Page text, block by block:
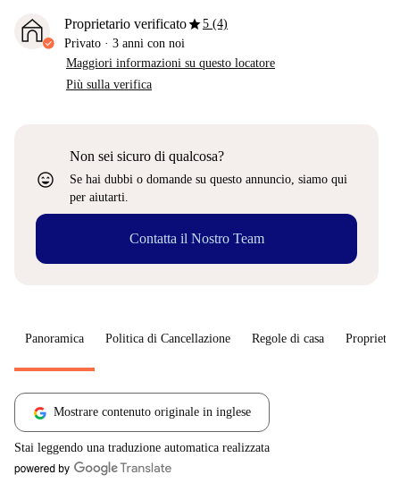
Proprietario verificatostar5 (4)
Privato · 3 anni con noi
Maggiori informazioni su questo locatore
Più sulla verifica
sentiment_very_satisfied
Non sei sicuro di qualcosa?
Se hai dubbi o domande su questo annuncio, siamo qui
per aiutarti.
Contatta il Nostro Team
Panoramica Politica di Cancellazione Regole di casa
Mostrare contenuto originale in inglese
Stai leggendo una traduzione automatica realizzata